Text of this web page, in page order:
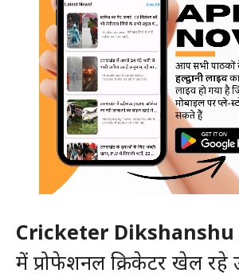
Cricketer Dikshanshu
में प्रोफेशनल क्रिकेटर खेल रहे